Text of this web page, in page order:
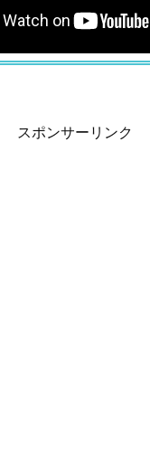
スポンサーリンク